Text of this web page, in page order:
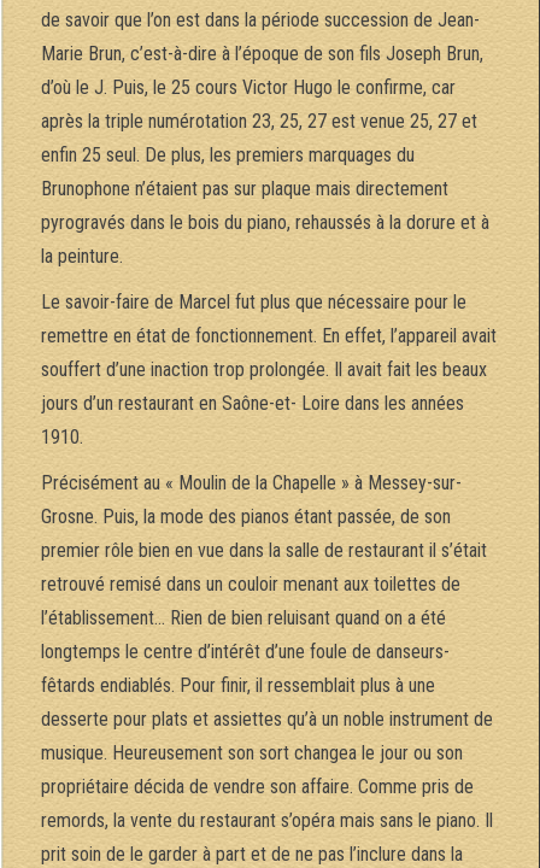
de savoir que l’on est dans la période succession de Jean-
Marie Brun, c’est-à-dire à l’époque de son fils Joseph Brun,
d’où le J. Puis, le 25 cours Victor Hugo le confirme, car
après la triple numérotation 23, 25, 27 est venue 25, 27 et
enfin 25 seul. De plus, les premiers marquages du
Brunophone n’étaient pas sur plaque mais directement
pyrogravés dans le bois du piano, rehaussés à la dorure et à
la peinture.
Le savoir-faire de Marcel fut plus que nécessaire pour le
remettre en état de fonctionnement. En effet, l’appareil avait
souffert d’une inaction trop prolongée. Il avait fait les beaux
jours d’un restaurant en Saône-et- Loire dans les années
1910.
Précisément au « Moulin de la Chapelle » à Messey-sur-
Grosne. Puis, la mode des pianos étant passée, de son
premier rôle bien en vue dans la salle de restaurant il s’était
retrouvé remisé dans un couloir menant aux toilettes de
l’établissement… Rien de bien reluisant quand on a été
longtemps le centre d’intérêt d’une foule de danseurs-
fêtards endiablés. Pour finir, il ressemblait plus à une
desserte pour plats et assiettes qu’à un noble instrument de
musique. Heureusement son sort changea le jour ou son
propriétaire décida de vendre son affaire. Comme pris de
remords, la vente du restaurant s’opéra mais sans le piano. Il
prit soin de le garder à part et de ne pas l’inclure dans la